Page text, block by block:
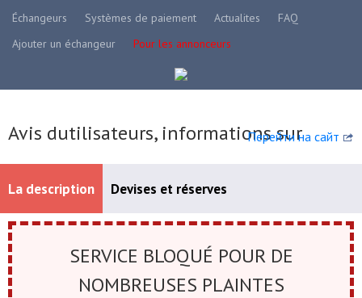
Échangeurs Systèmes de paiement Actualites
FAQ
Ajouter un échangeur
Pour les annonceurs
Перейти на сайт
Avis dutilisateurs, informations sur
La description Devises et réserves
Systèmes de paiement disponibles
SERVICE BLOQUÉ POUR DE
NOMBREUSES PLAINTES